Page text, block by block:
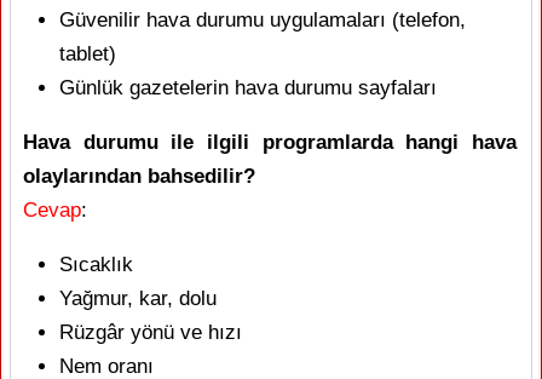
Güvenilir hava durumu uygulamaları (telefon,
tablet)
Günlük gazetelerin hava durumu sayfaları
Hava durumu ile ilgili programlarda hangi hava
olaylarından bahsedilir?
Cevap:
Sıcaklık
Yağmur, kar, dolu
Rüzgâr yönü ve hızı
Nem oranı